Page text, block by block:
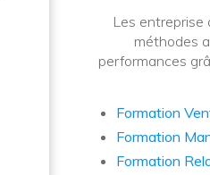
Les entreprise
méthodes
performances
Formation
Formation
Formation